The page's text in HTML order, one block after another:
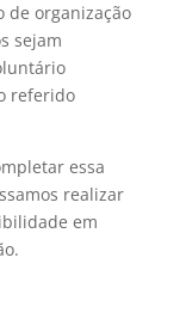
organização
sejam
referido
essa
realizar
em